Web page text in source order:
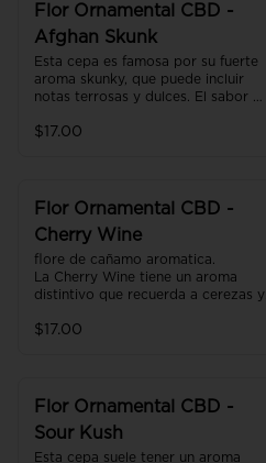
Flor Ornamental CBD -
Afghan Skunk
Esta cepa es famosa por su fuerte
aroma skunky, que puede incluir
notas terrosas y dulces. El sabor
un dulzor terroso, reflejando sus
$17.00
Flor Ornamental CBD -
Cherry Wine
flore de cañamo aromatica.
La Cherry Wine tiene un aroma
distintivo que recuerda a cerezas y
terrosos o picantes.
$17.00
Flor Ornamental CBD -
Sour Kush
Esta cepa suele tener un aroma